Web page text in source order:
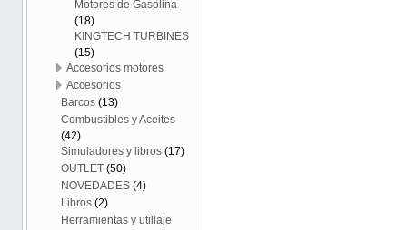
Motores de Gasolina
(18)
KINGTECH TURBINES
(15)
Accesorios motores
Accesorios
Barcos (13)
Combustibles y Aceites
(42)
Simuladores y libros (17)
OUTLET (50)
NOVEDADES (4)
Libros (2)
Herramientas y utillaje